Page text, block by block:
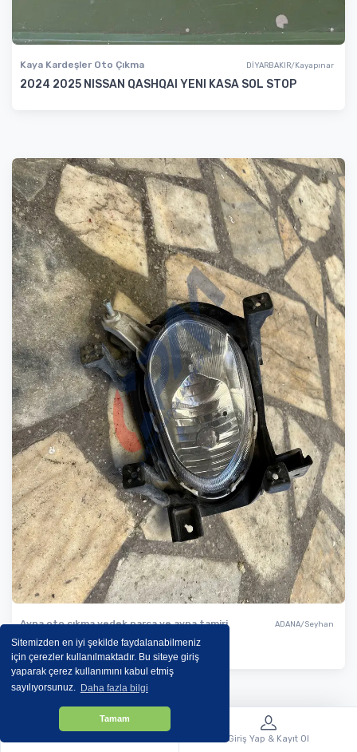
Sitemizden en iyi şekilde faydalanabilmeniz
için çerezler kullanılmaktadır. Bu siteye giriş
yaparak çerez kullanımını kabul etmiş
sayılıyorsunuz. Daha fazla bilgi
Tamam
Kaya Kardeşler Oto Çıkma DİYARBAKIR/Kayapınar
2024 2025 NISSAN QASHQAI YENI KASA SOL STOP
Ayna oto çıkma yedek parça ve ayna tamiri ADANA/Seyhan
2012 2016 KIA CEED SOL SIS FARI
Giriş Yap & Kayıt Ol